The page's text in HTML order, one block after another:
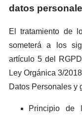
datos
El tratamiento de
someterá a los
artículo 5 del
Ley Orgánica 3/
Datos Personales y
Principio de